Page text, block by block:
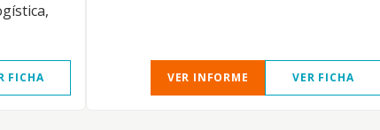
FICHA VER INFORME VER FICHA